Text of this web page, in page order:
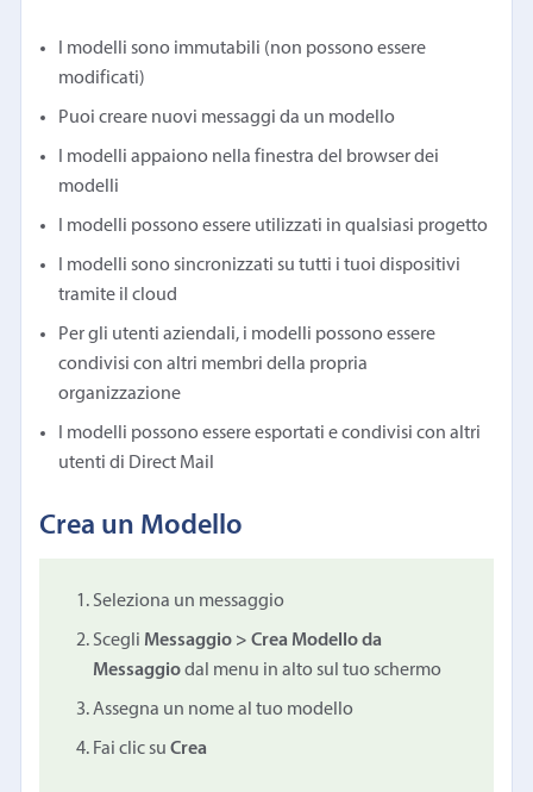
I modelli sono immutabili (non possono essere
modificati)
Puoi creare nuovi messaggi da un modello
I modelli appaiono nella finestra del browser dei
modelli
I modelli possono essere utilizzati in qualsiasi progetto
I modelli sono sincronizzati su tutti i tuoi dispositivi
tramite il cloud
Per gli utenti aziendali, i modelli possono essere
condivisi con altri membri della propria
organizzazione
I modelli possono essere esportati e condivisi con altri
utenti di Direct Mail
Crea un Modello
Seleziona un messaggio
Scegli Messaggio > Crea Modello da
Messaggiodal menu in alto sul tuo schermo
Assegna un nome al tuo modello
Fai clic suCrea